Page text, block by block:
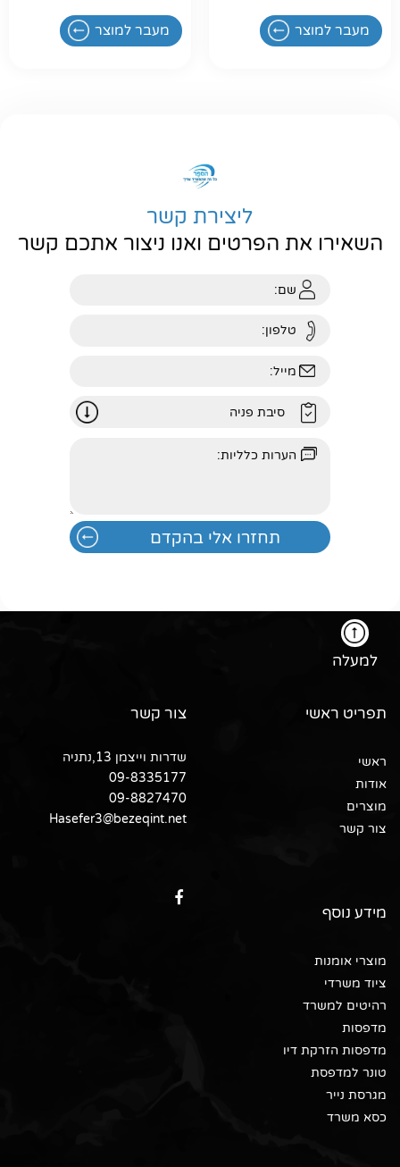
מעבר למוצר מעבר למוצר
ליצירת קשר
השאירו את הפרטים ואנו ניצור אתכם קשר
למעלה
תפריט ראשי
ראשי
אודות
מוצרים
צור קשר
מידע נוסף
מוצרי אומנות
ציוד משרדי
רהיטים למשרד
מדפסות
מדפסות הזרקת דיו
טונר למדפסת
מגרסת נייר
כסא משרד
צור קשר
שדרות וייצמן 13,נתניה
09-8335177
09-8827470
Hasefer3@bezeqint.net